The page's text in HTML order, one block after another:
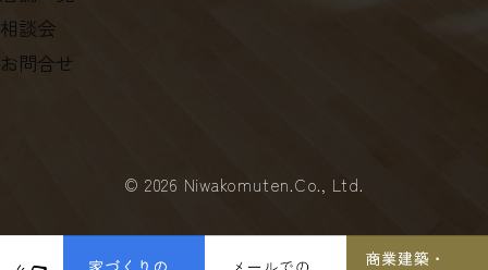
相談会
お問合せ
© 2026 Niwakomuten.Co., Ltd.